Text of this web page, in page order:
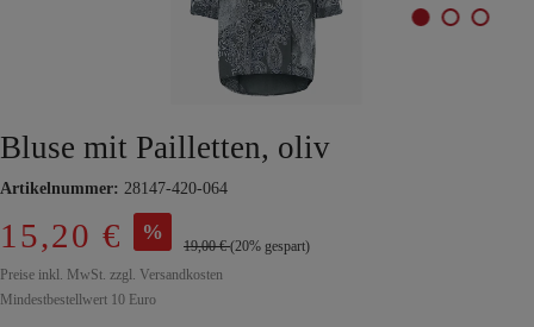
Bluse mit Pailletten, oliv
Artikelnummer: 28147-420-064
15,20 € %
19,00 €(20% gespart)
Preise inkl. MwSt. zzgl. Versandkosten
Mindestbestellwert 10 Euro